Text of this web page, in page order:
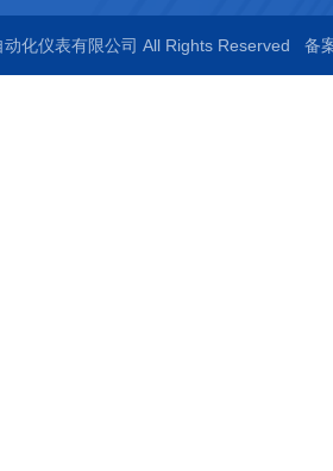
化仪表有限公司 All Rights Reserved 备